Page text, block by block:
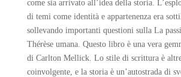
come sia arrivato all’idea della storia.
di temi come identità e appartenenza era
sollevando importanti questioni sulla La
Thérèse umana. Questo libro è una vera
di Carlton Mellick. Lo stile di scrittura è
coinvolgente, e la storia è un’autostrada di